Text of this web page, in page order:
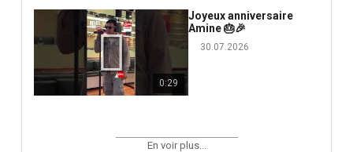
0:29
Joyeux anniversaire
Amine 🎂🎉
30.07.2026
En voir plus...